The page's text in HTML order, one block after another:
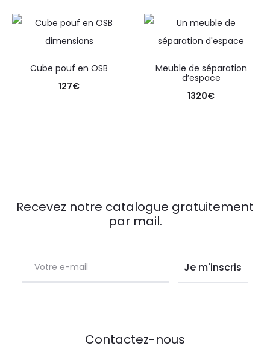
Cube pouf en OSB
127€
Meuble de séparation
d’espace
1320€
Recevez notre catalogue gratuitement
par mail.
Contactez-nous